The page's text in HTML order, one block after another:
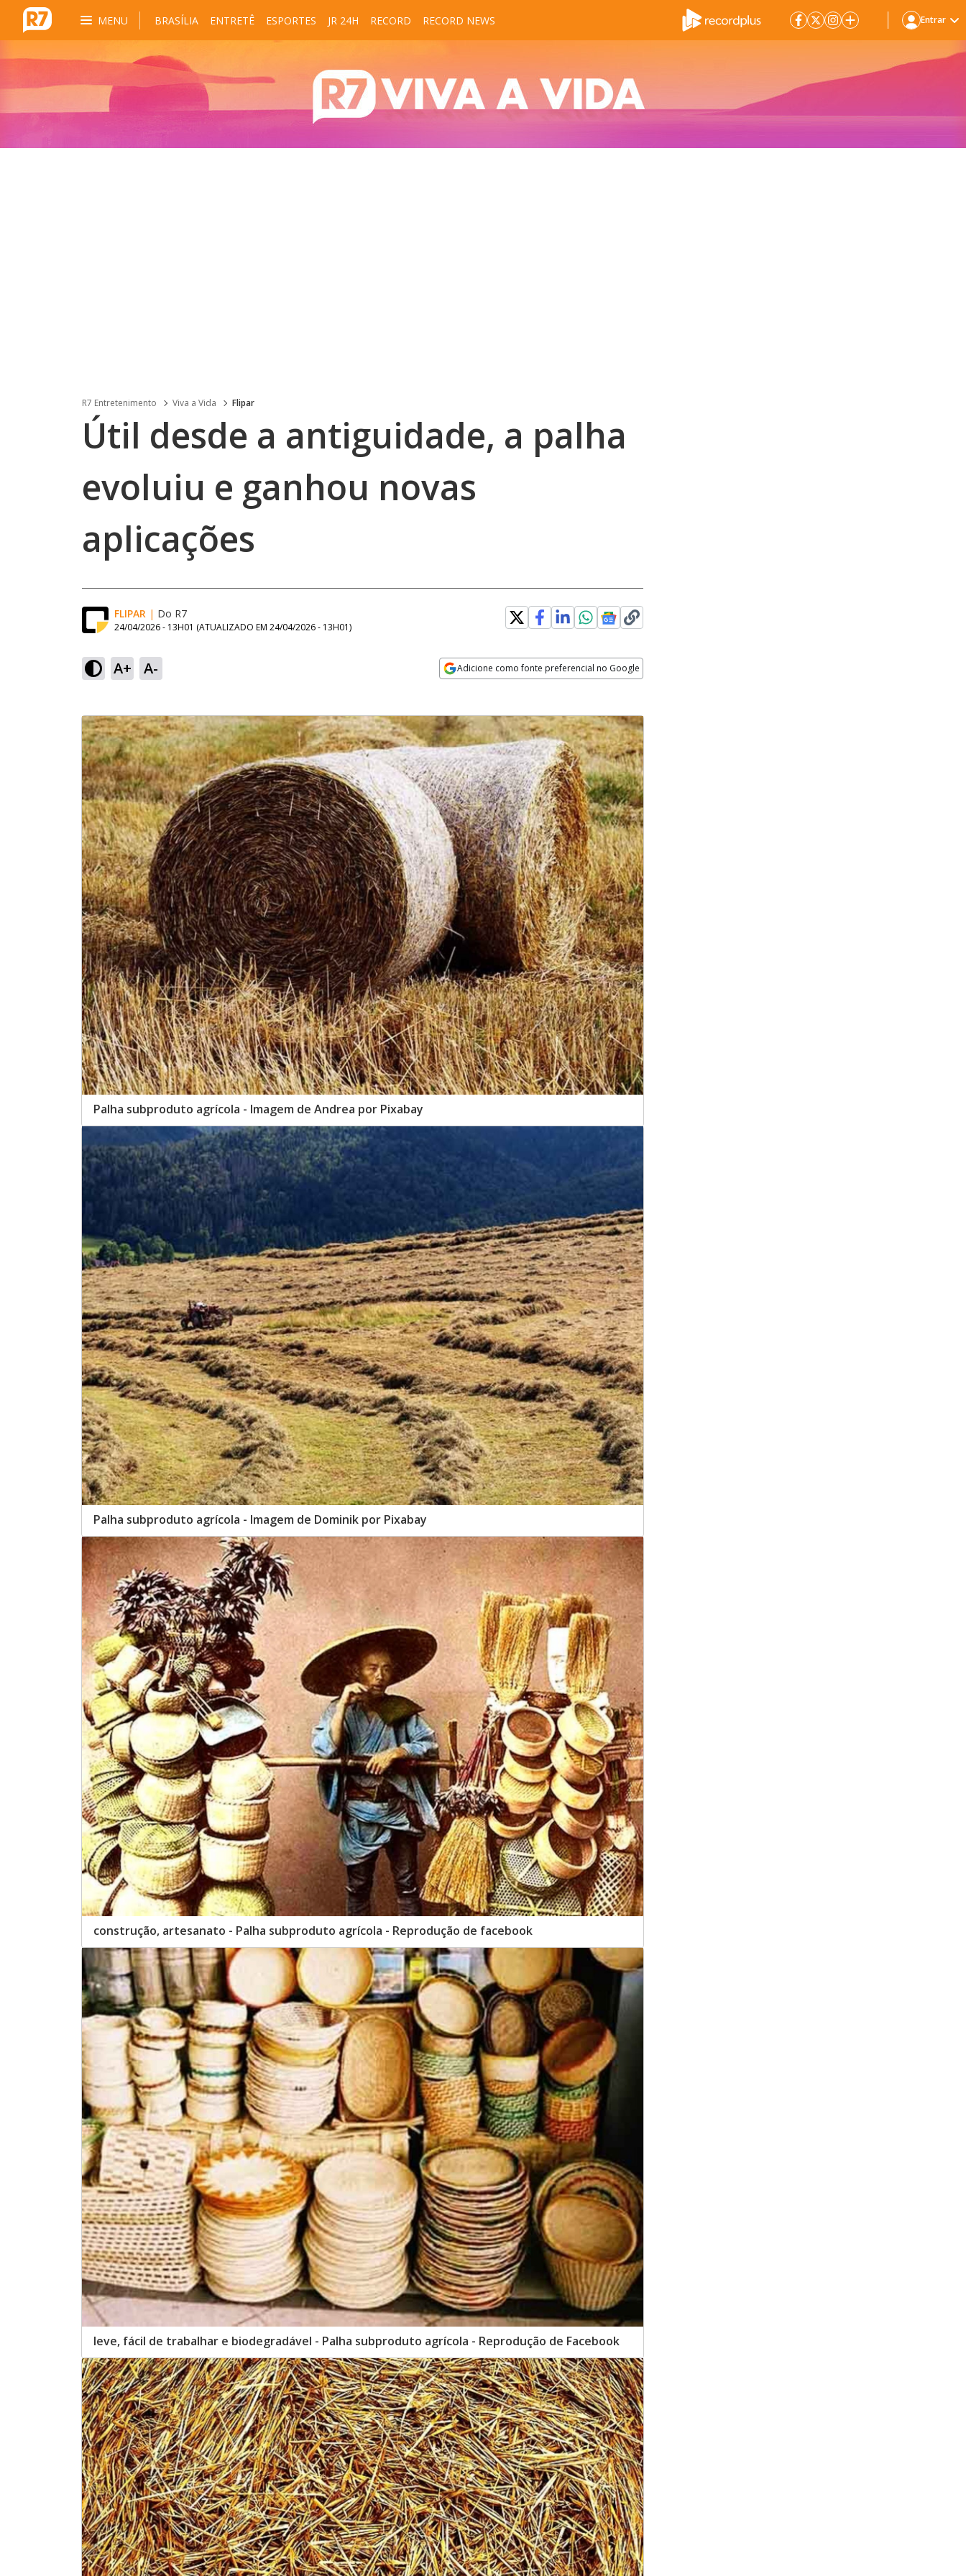
MENU BRASÍLIA ENTRETÊ ESPORTES JR 24H RECORD RECORD NEWS Entrar
R7 Entretenimento Viva a Vida Flipar
Útil desde a antiguidade, a palha
evoluiu e ganhou novas
aplicações
FLIPAR | Do R7
24/04/2026 - 13H01 (ATUALIZADO EM 24/04/2026 - 13H01)
A+ A- Adicione como fonte preferencial no Google
Palha subproduto agrícola - Imagem de Andrea por Pixabay
Palha subproduto agrícola - Imagem de Dominik por Pixabay
construção, artesanato - Palha subproduto agrícola - Reprodução de facebook
leve, fácil de trabalhar e biodegradável - Palha subproduto agrícola - Reprodução de Facebook